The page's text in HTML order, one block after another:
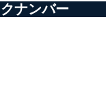
ナンバー